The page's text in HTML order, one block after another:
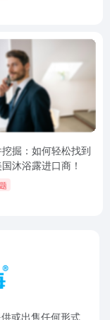
掘：如何轻松找到
沐浴露进口商！
或出售任何形式